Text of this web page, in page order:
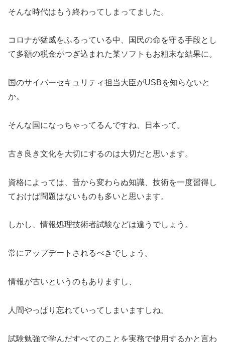
そんな時代はもう終わってしまってました。
コロナが猛威をふるっている中、国民の命を守る手段とし
て多額の税金がつぎ込まれた某ソフトもお粗末な結果に。
国のサイバーセキュリティ担当大臣がUSBを知らないと
か。
そんな国になっちゃってるんですね、日本って。
古き良き文化を大切にするのは大切だと思います。
資格によっては、昔から変わらぬ知識、技術を一度習得し
ておけば問題はないものも多いと思います。
しかし、情報処理技術者試験などは違うでしょう。
常にアップデートされるべきでしょう。
情報が古いというのもありますし、
人間やっぱり忘れていってしまいますしね。
試験勉強で学んだすべてのことを実務で使用するかと言わ